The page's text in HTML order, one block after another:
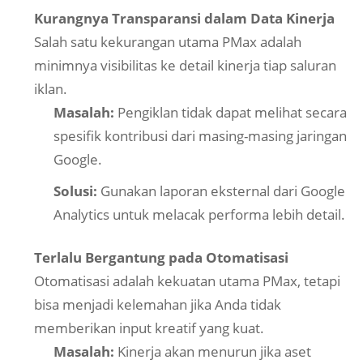
Kurangnya Transparansi dalam Data Kinerja
Salah satu kekurangan utama PMax adalah
minimnya visibilitas ke detail kinerja tiap saluran
iklan.
Masalah: Pengiklan tidak dapat melihat secara
spesifik kontribusi dari masing-masing jaringan
Google.
Solusi: Gunakan laporan eksternal dari Google
Analytics untuk melacak performa lebih detail.
Terlalu Bergantung pada Otomatisasi
Otomatisasi adalah kekuatan utama PMax, tetapi
bisa menjadi kelemahan jika Anda tidak
memberikan input kreatif yang kuat.
Masalah: Kinerja akan menurun jika aset